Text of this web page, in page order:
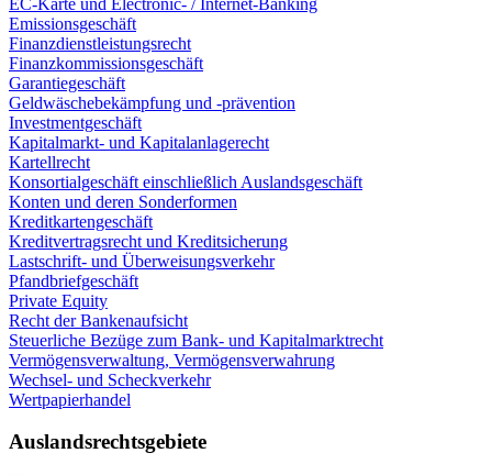
Emissionsgeschäft
Finanzdienstleistungsrecht
Finanzkommissionsgeschäft
Garantiegeschäft
Geldwäschebekämpfung und -prävention
Investmentgeschäft
Kapitalmarkt- und Kapitalanlagerecht
Kartellrecht
Konsortialgeschäft einschließlich Auslandsgeschäft
Konten und deren Sonderformen
Kreditkartengeschäft
Kreditvertragsrecht und Kreditsicherung
Lastschrift- und Überweisungsverkehr
Pfandbriefgeschäft
Private Equity
Recht der Bankenaufsicht
Steuerliche Bezüge zum Bank- und Kapitalmarktrecht
Vermögensverwaltung, Vermögensverwahrung
Wechsel- und Scheckverkehr
Wertpapierhandel
Auslandsrechtsgebiete